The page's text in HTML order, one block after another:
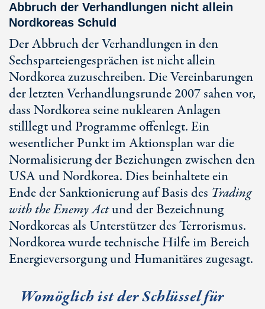
Abbruch der Verhandlungen nicht allein
Nordkoreas Schuld
Der Abbruch der Verhandlungen in den
Sechsparteiengesprächen ist nicht allein
Nordkorea zuzuschreiben. Die Vereinbarungen
der letzten Verhandlungsrunde 2007 sahen vor,
dass Nordkorea seine nuklearen Anlagen
stilllegt und Programme offenlegt. Ein
wesentlicher Punkt im Aktionsplan war die
Normalisierung der Beziehungen zwischen den
USA und Nordkorea. Dies beinhaltete ein
Ende der Sanktionierung auf Basis des Trading
with the Enemy Actund der Bezeichnung
Nordkoreas als Unterstützer des Terrorismus.
Nordkorea wurde technische Hilfe im Bereich
Energieversorgung und Humanitäres zugesagt.
Womöglich ist der Schlüssel für